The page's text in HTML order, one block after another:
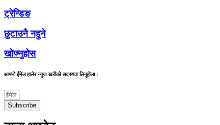
ट्रेन्डिङ
छुटाउनै नहुने
खोज्नुहोस
आफ्नो ईमेल हालेर न्युज खरीको सदस्यता लिनुहोला।
Subscribe